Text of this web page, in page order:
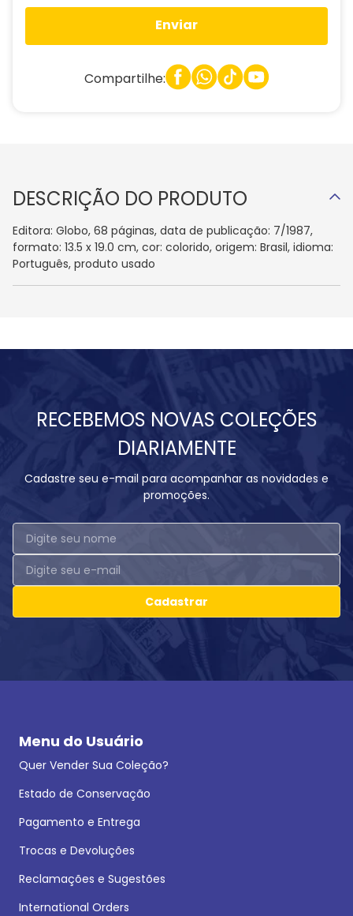
Enviar
Compartilhe:
DESCRIÇÃO DO PRODUTO
Editora: Globo, 68 páginas, data de publicação: 7/1987,
formato: 13.5 x 19.0 cm, cor: colorido, origem: Brasil, idioma:
Português, produto usado
RECEBEMOS NOVAS COLEÇÕES
DIARIAMENTE
Cadastre seu e-mail para acompanhar as novidades e
promoções.
Cadastrar
Menu do Usuário
Quer Vender Sua Coleção?
Estado de Conservação
Pagamento e Entrega
Trocas e Devoluções
Reclamações e Sugestões
International Orders